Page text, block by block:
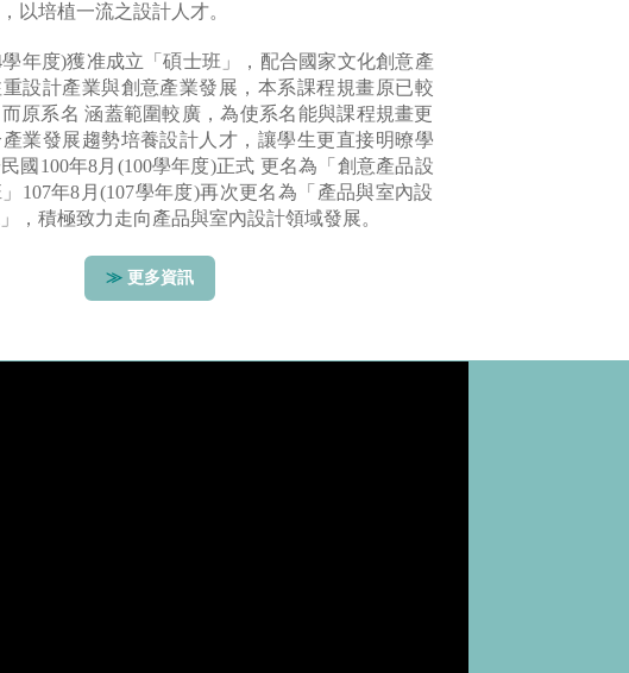
以培植一流之設計人才。
學年度)獲准成立「碩士班」，配合國家文化創意產
設計產業與創意產業發展，本系課程規畫原已較
原系名 涵蓋範圍較廣，為使系名能與課程規畫更
業發展趨勢培養設計人才，讓學生更直接明暸學
國100年8月(100學年度)正式 更名為「創意產品設
107年8月(107學年度)再次更名為「產品與室內設
，積極致力走向產品與室內設計領域發展。
≫ 更多資訊